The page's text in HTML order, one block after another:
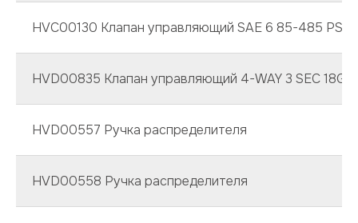
HVC00130 Клапан управляющий SAE 6 85-485 PSI
HVD00835 Клапан управляющий 4-WAY 3 SEC
HVD00557 Ручка распределителя
HVD00558 Ручка распределителя